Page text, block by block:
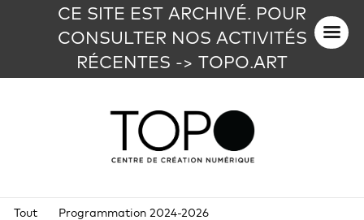
CE SITE EST ARCHIVÉ. POUR
CONSULTER NOS ACTIVITÉS
RÉCENTES -> TOPO.ART
Tout
Programmation 2024-2026